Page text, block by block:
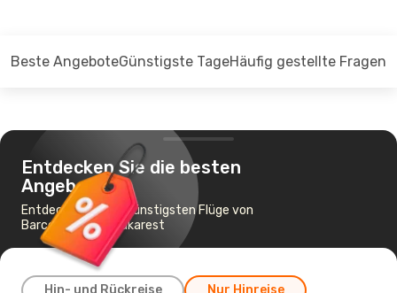
Beste AngeboteGünstigste TageHäufig gestellte Fragen
Entdecken Sie die besten
Angebote
Entdecken Sie die günstigsten Flüge von
Barcelona nach Bukarest
Hin- und Rückreise Nur Hinreise